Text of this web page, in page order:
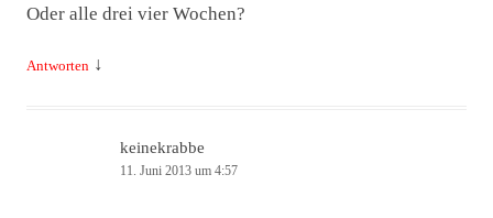
Oder alle drei vier Wochen?
Antworten ↓
keinekrabbe
11. Juni 2013 um 4:57